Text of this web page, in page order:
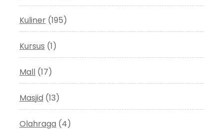
Kuliner (195)
Kursus (1)
Mall (17)
Masjid (13)
Olahraga (4)